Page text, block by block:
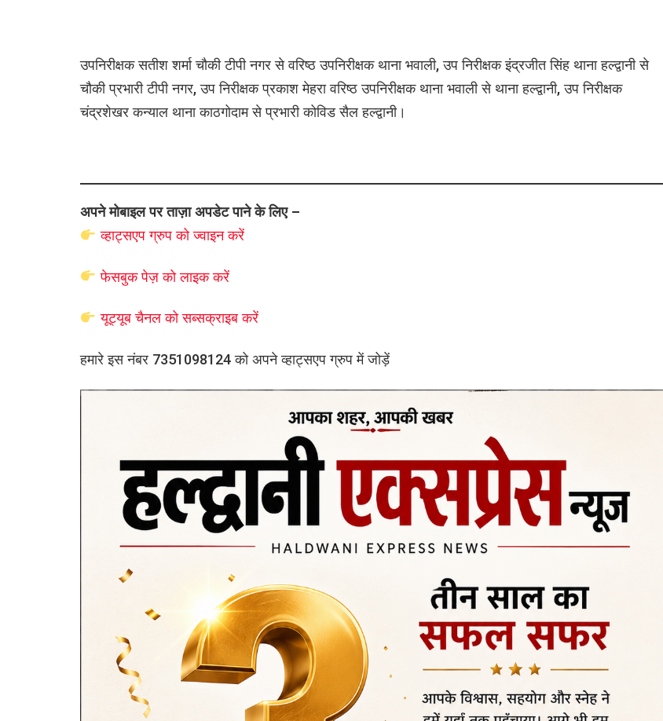
उपनिरीक्षक सतीश शर्मा चौकी टीपी नगर से वरिष्ठ उपनिरीक्षक थाना भवाली, उप निरीक्षक इंद्रजीत सिंह थाना हल्द्वानी से
चौकी प्रभारी टीपी नगर, उप निरीक्षक प्रकाश मेहरा वरिष्ठ उपनिरीक्षक थाना भवाली से थाना हल्द्वानी, उप निरीक्षक
चंद्रशेखर कन्याल थाना काठगोदाम से प्रभारी कोविड सैल हल्द्वानी।
अपने मोबाइल पर ताज़ा अपडेट पाने के लिए –
व्हाट्सएपग्रुप कोज्वाइन करें
फेसबुक पेज़ को लाइक करें
यूट्यूब चैनल को सब्सक्राइब करें
हमारे इस नंबर 7351098124 को अपने व्हाट्सएप ग्रुप में जोड़ें